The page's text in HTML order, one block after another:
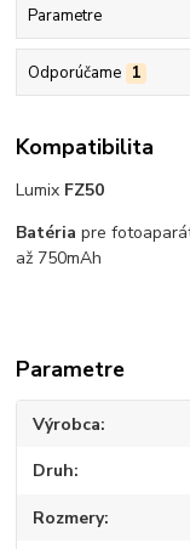
Parametre
Odporúčame 1
Kompatibilita
Lumix FZ50
Batéria pre
až 750mAh
Parametre
Výrobca
Druh
Rozmery